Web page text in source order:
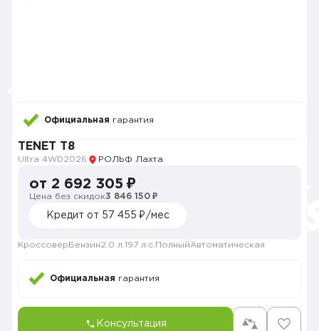
Официальная гарантия
TENET T8
Ultra 4WD2026 РОЛЬФ Лахта
от 2 692 305 ₽
Цена без скидок3 846 150 ₽
Кредит от 57 455 ₽/мес
Кроссовер Бензин2.0 л. 197 л.с. ПолныйАвтоматическая
Официальная гарантия
Консультация